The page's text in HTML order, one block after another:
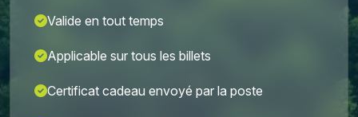
Valide en tout temps
Applicable sur tous les billets
Certificat cadeau envoyé par la poste